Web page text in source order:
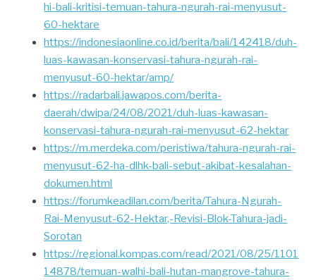
hi-bali-kritisi-temuan-tahura-ngurah-rai-menyusut-
60-hektare
https://indonesiaonline.co.id/berita/bali/142418/duh-
luas-kawasan-konservasi-tahura-ngurah-rai-
menyusut-60-hektar/amp/
https://radarbali.jawapos.com/berita-
daerah/dwipa/24/08/2021/duh-luas-kawasan-
konservasi-tahura-ngurah-rai-menyusut-62-hektar
https://m.merdeka.com/peristiwa/tahura-ngurah-rai-
menyusut-62-ha-dlhk-bali-sebut-akibat-kesalahan-
dokumen.html
https://forumkeadilan.com/berita/Tahura-Ngurah-
Rai-Menyusut-62-Hektar,-Revisi-Blok-Tahura-jadi-
Sorotan
https://regional.kompas.com/read/2021/08/25/1101
14878/temuan-walhi-bali-hutan-mangrove-tahura-